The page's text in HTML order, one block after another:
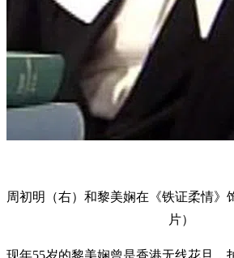
周初明（右）和黎美娴在《铁证柔情》
片）
现年55岁的黎美娴曾是香港无线花旦，